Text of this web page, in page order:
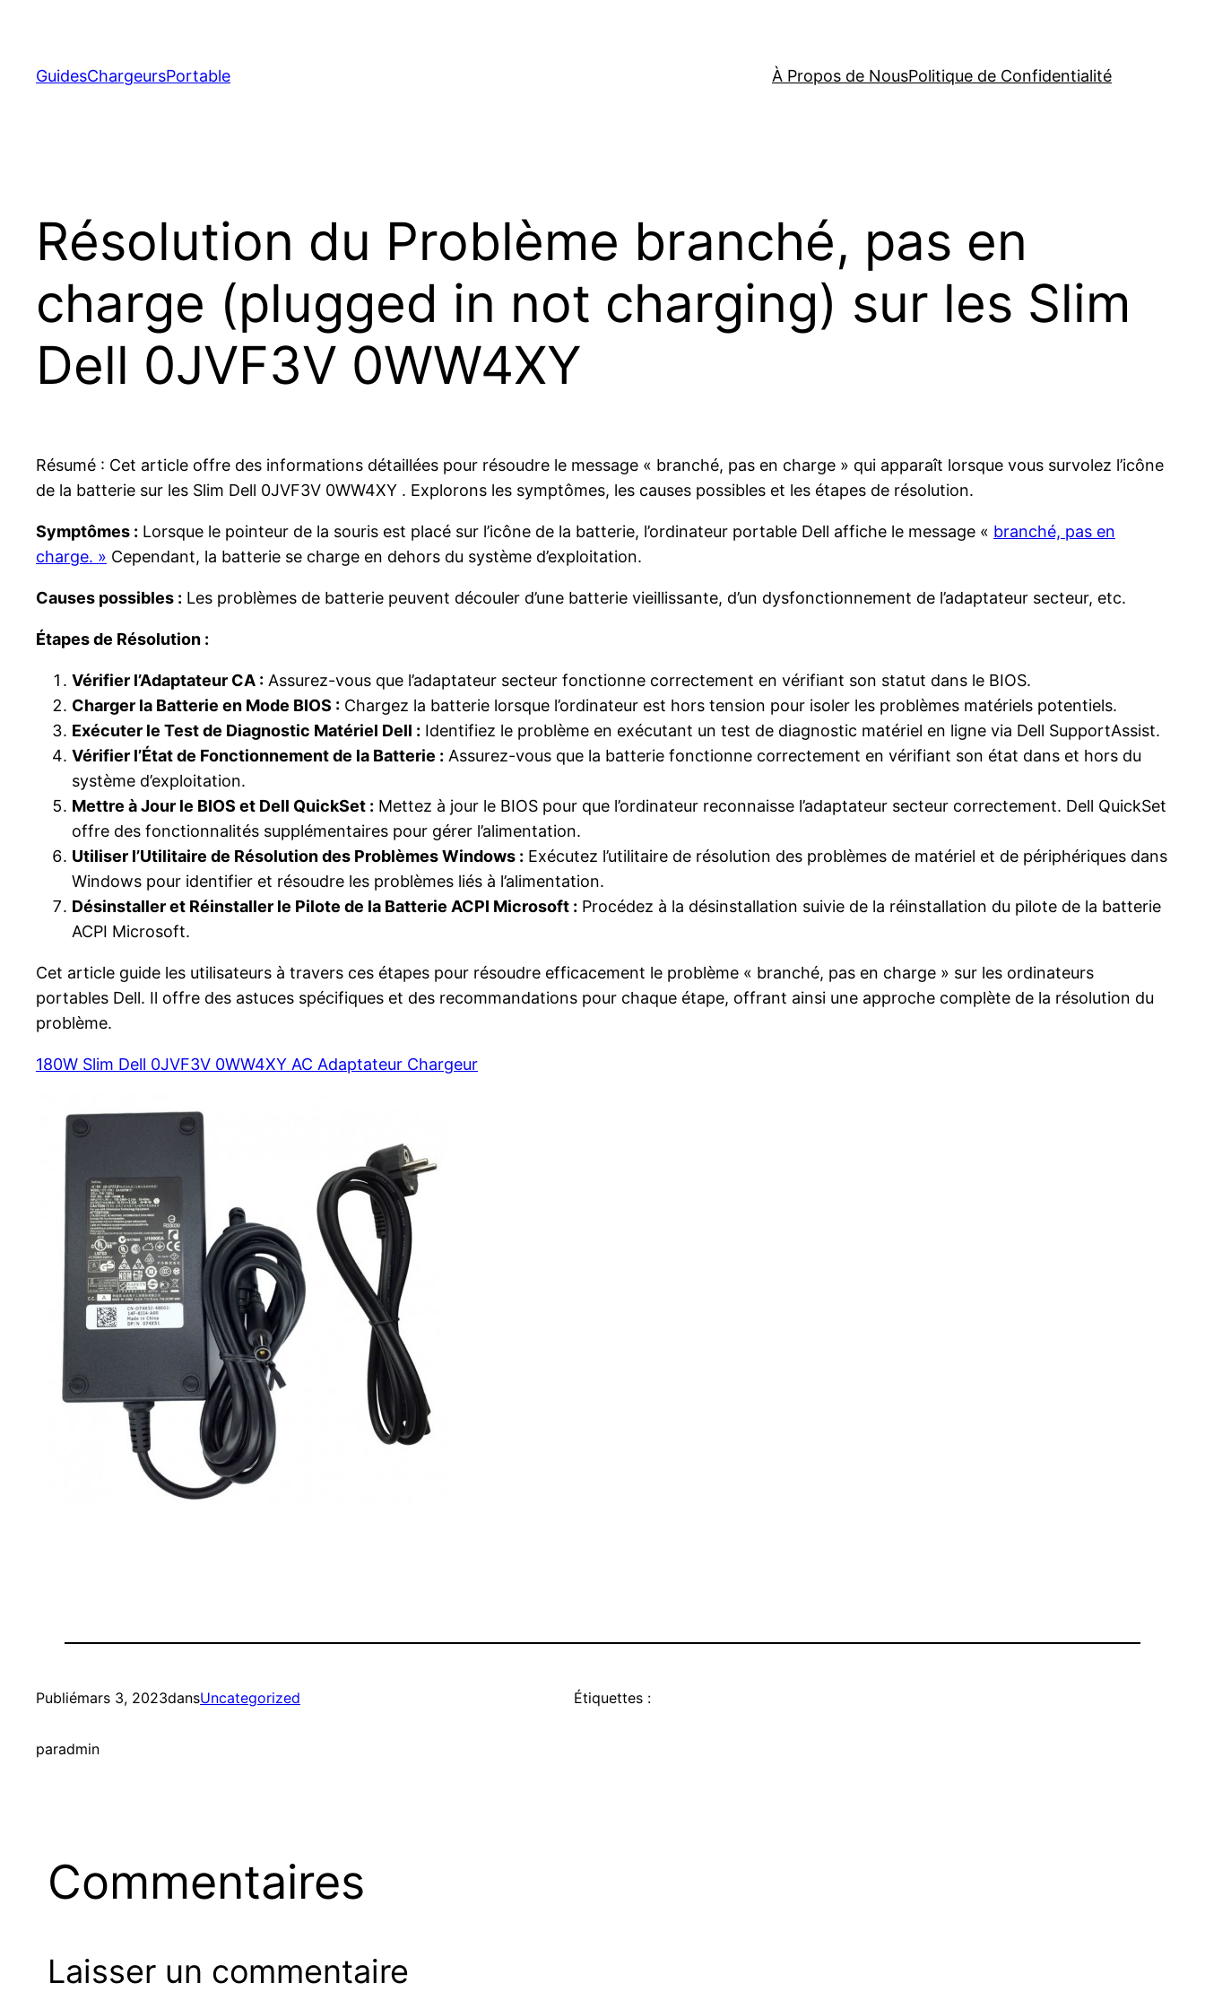
contenu
GuidesChargeursPortable À Propos de NousPolitique de Confidentialité
Résolution du Problème branché, pas en
charge (plugged in not charging) sur les Slim
Dell 0JVF3V 0WW4XY
Résumé : Cet article offre des informations détaillées pour résoudre le message « branché, pas en charge » qui apparaît lorsque vous survolez l’icône
de la batterie sur les Slim Dell 0JVF3V 0WW4XY . Explorons les symptômes, les causes possibles et les étapes de résolution.
Symptômes : Lorsque le pointeur de la souris est placé sur l’icône de la batterie, l’ordinateur portable Dell affiche le message « branché, pas en
charge. » Cependant, la batterie se charge en dehors du système d’exploitation.
Causes possibles : Les problèmes de batterie peuvent découler d’une batterie vieillissante, d’un dysfonctionnement de l’adaptateur secteur, etc.
Étapes de Résolution :
Vérifier l’Adaptateur CA : Assurez-vous que l’adaptateur secteur fonctionne correctement en vérifiant son statut dans le BIOS.
Charger la Batterie en Mode BIOS : Chargez la batterie lorsque l’ordinateur est hors tension pour isoler les problèmes matériels potentiels.
Exécuter le Test de Diagnostic Matériel Dell : Identifiez le problème en exécutant un test de diagnostic matériel en ligne via Dell SupportAssist.
Vérifier l’État de Fonctionnement de la Batterie : Assurez-vous que la batterie fonctionne correctement en vérifiant son état dans et hors du
système d’exploitation.
Mettre à Jour le BIOS et Dell QuickSet : Mettez à jour le BIOS pour que l’ordinateur reconnaisse l’adaptateur secteur correctement. Dell QuickSet
offre des fonctionnalités supplémentaires pour gérer l’alimentation.
Utiliser l’Utilitaire de Résolution des Problèmes Windows : Exécutez l’utilitaire de résolution des problèmes de matériel et de périphériques dans
Windows pour identifier et résoudre les problèmes liés à l’alimentation.
Désinstaller et Réinstaller le Pilote de la Batterie ACPI Microsoft : Procédez à la désinstallation suivie de la réinstallation du pilote de la batterie
ACPI Microsoft.
Cet article guide les utilisateurs à travers ces étapes pour résoudre efficacement le problème « branché, pas en charge » sur les ordinateurs
portables Dell. Il offre des astuces spécifiques et des recommandations pour chaque étape, offrant ainsi une approche complète de la résolution du
problème.
180W Slim Dell 0JVF3V 0WW4XY AC Adaptateur Chargeur
Publiémars 3, 2023dansUncategorized
paradmin
Étiquettes :
Commentaires
Laisser un commentaire